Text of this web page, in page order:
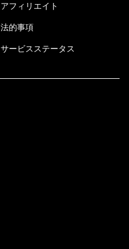
アフィリエイト
法的事項
サービスステータス